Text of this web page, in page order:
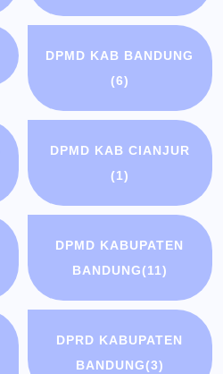
DPMD KAB BANDUNG
(6)
DPMD KAB CIANJUR
(1)
DPMD KABUPATEN
BANDUNG(11)
DPRD KABUPATEN
BANDUNG(3)